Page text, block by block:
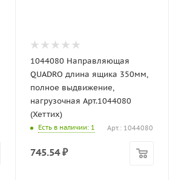
1044080 Направляющая
QUADRO длина ящика 350мм,
полное выдвижение,
нагрузочная Арт.1044080
(Хеттих)
Есть в наличии: 1 Арт.: 1044080
745.54₽